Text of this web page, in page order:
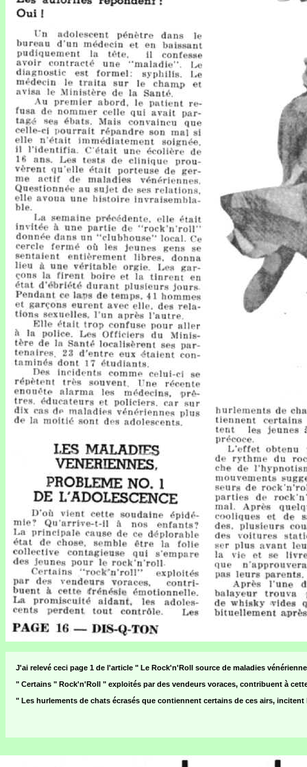
J'ai relevé ceci page 1 de l'article " Le Rock'n'Roll source de maladies
" Certains " Rock'n'Roll " exploités par des vendeurs voraces, contribuent à
" Les hurlements de chats écrasés que contiennent certains de ces airs,